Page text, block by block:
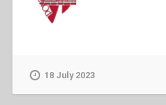
18 July 2023